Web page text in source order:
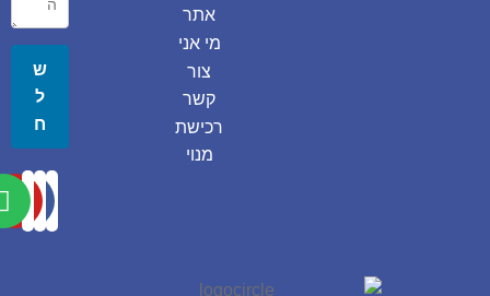
אתר
מי אני
צור
קשר
רכישת
מנוי
ש
ל
ח